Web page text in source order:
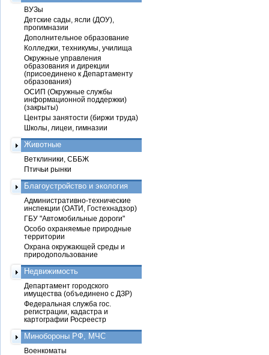
ВУЗы
Детские сады, ясли (ДОУ),
прогимназии
Дополнительное образование
Колледжи, техникумы, училища
Окружные управления
образования и дирекции
(присоединено к Департаменту
образования)
ОСИП (Окружные службы
информационной поддержки)
(закрыты)
Центры занятости (биржи труда)
Школы, лицеи, гимназии
Животные
Ветклиники, СББЖ
Птичьи рынки
Благоустройство и экология
Административно-технические
инспекции (ОАТИ, Гостехнадзор)
ГБУ "Автомобильные дороги"
Особо охраняемые природные
территории
Охрана окружающей среды и
природопользование
Недвижимость
Департамент городского
имущества (объединено с ДЗР)
Федеральная служба гос.
регистрации, кадастра и
картографии Росреестр
Минобороны РФ, МЧС
Военкоматы